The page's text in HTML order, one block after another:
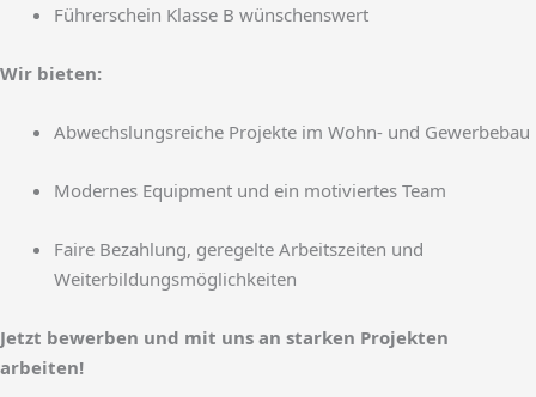
Führerschein Klasse B wünschenswert
Wir bieten:
Abwechslungsreiche Projekte im Wohn- und Gewerbebau
Modernes Equipment und ein motiviertes Team
Faire Bezahlung, geregelte Arbeitszeiten und
Weiterbildungsmöglichkeiten
Jetzt bewerben und mit uns an starken Projekten
arbeiten!